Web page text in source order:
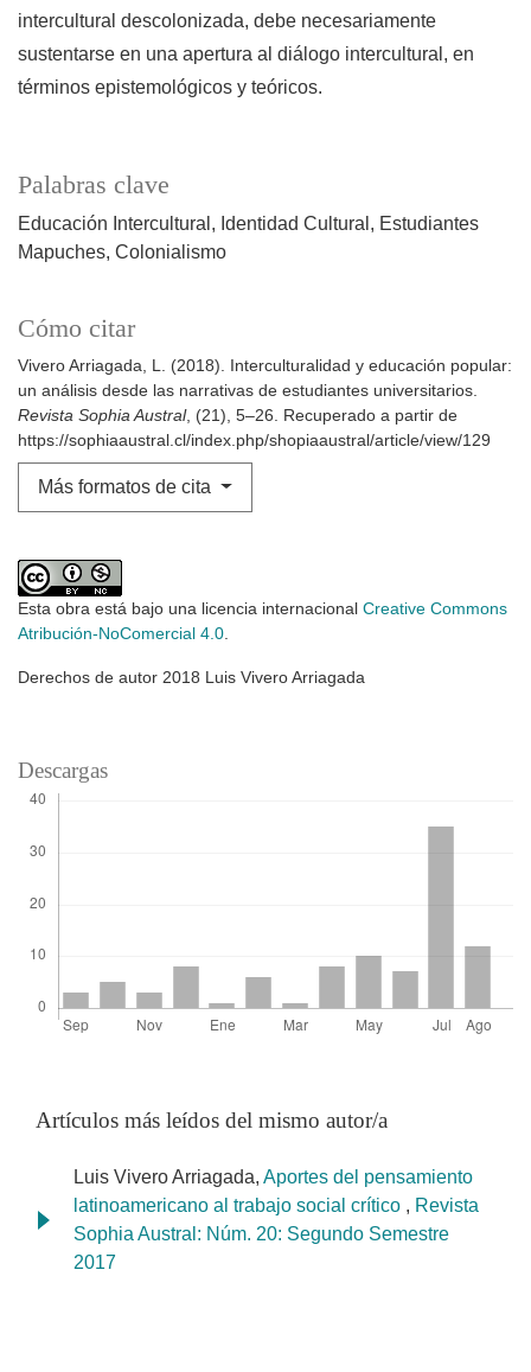
Palabras clave
Educación Intercultural Identidad Cultural
Estudiantes
Mapuches Colonialismo
Cómo citar
Vivero Arriagada, L. (2018). Interculturalidad y educación popular:
un análisis desde las narrativas de estudiantes universitarios.
Revista Sophia Austral, (21), 5–26. Recuperado a partir de
https://sophiaaustral.cl/index.php/shopiaaustral/article/view/129
Más formatos de cita
intercultural descolonizada, debe necesariamente
sustentarse en una apertura al diálogo intercultural, en
términos epistemológicos y teóricos.
Esta obra está bajo una licencia internacional Creative Commons
Atribución-NoComercial 4.0.
Derechos de autor 2018 Luis Vivero Arriagada
Descargas
Artículos más leídos del mismo autor/a
Luis Vivero Arriagada, Aportes del pensamiento
latinoamericano al trabajo social crítico , Revista
Sophia Austral: Núm. 20: Segundo Semestre
2017